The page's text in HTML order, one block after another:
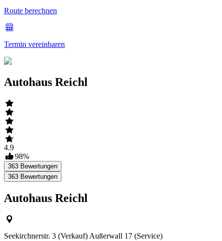
Route berechnen
Termin vereinbaren
Autohaus Reichl
4.9
98%
363 Bewertungen
363 Bewertungen
Autohaus Reichl
Seekirchnerstr. 3 (Verkauf) Außerwall 17 (Service)